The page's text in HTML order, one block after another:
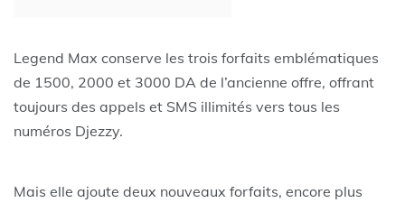
Legend Max conserve les trois forfaits emblématiques
de 1500, 2000 et 3000 DA de l’ancienne offre, offrant
toujours des appels et SMS illimités vers tous les
numéros Djezzy.
Mais elle ajoute deux nouveaux forfaits, encore plus